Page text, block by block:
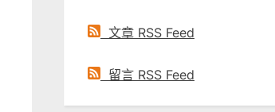
文章 RSS Feed
留言 RSS Feed